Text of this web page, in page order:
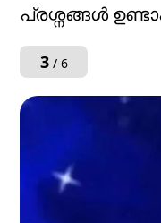
പ്രശ്നങ്ങൾ
3/ 6